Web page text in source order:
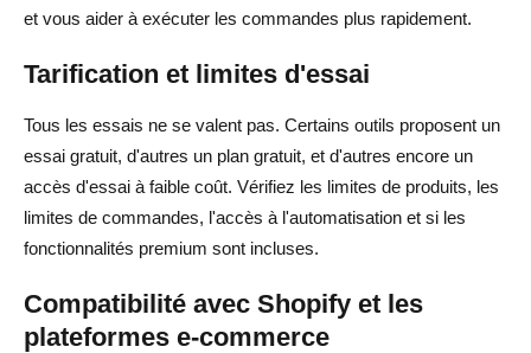
et vous aider à exécuter les commandes plus rapidement.
Tarification et limites d'essai
Tous les essais ne se valent pas. Certains outils proposent un
essai gratuit, d'autres un plan gratuit, et d'autres encore un
accès d'essai à faible coût. Vérifiez les limites de produits, les
limites de commandes, l'accès à l'automatisation et si les
fonctionnalités premium sont incluses.
Compatibilité avec Shopify et les
plateformes e-commerce